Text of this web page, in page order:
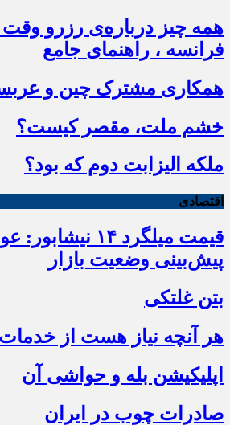
همه چیز درباره‌ی رزرو
فرانسه ، راهنمای جامع
همکاری مشترک چین و
خشم ملت، مقصر کیست؟
ملکه الیزابت دوم که بود؟
اقتصادی
قیمت میلگرد ۱۴
پیش‌بینی وضعیت بازار
بتن غلتکی
هر آنچه نیاز هست از خدمات
اپلیکیشن بله و حواشی آن
صادرات چوب در ایران